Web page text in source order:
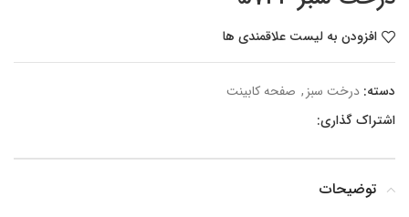
افزودن به لیست علاقمندی ها
دسته: درخت سبز , صفحه کابینت
اشتراک گذاری:
توضیحات